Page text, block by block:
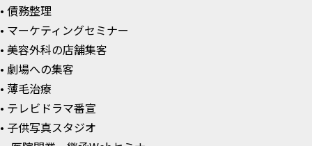
• 債務整理
• マーケティングセミナー
• 美容外科の店舗集客
• 劇場への集客
• 薄毛治療
• テレビドラマ番宣
• 子供写真スタジオ